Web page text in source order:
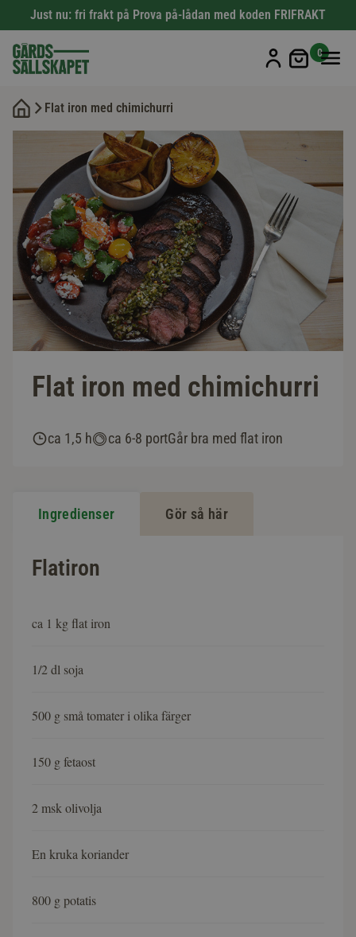
Just nu: fri frakt på Prova på-lådan med koden FRIFRAKT
Min
0
Flat iron med chimichurri
Flat iron med chimichurri
ca 1,5 h ca 6-8 portGår bra med flat iron
Ingredienser Gör så här
Flatiron
ca 1 kg flat iron
1/2 dl soja
500 g små tomater i olika färger
150 g fetaost
2 msk olivolja
En kruka koriander
800 g potatis